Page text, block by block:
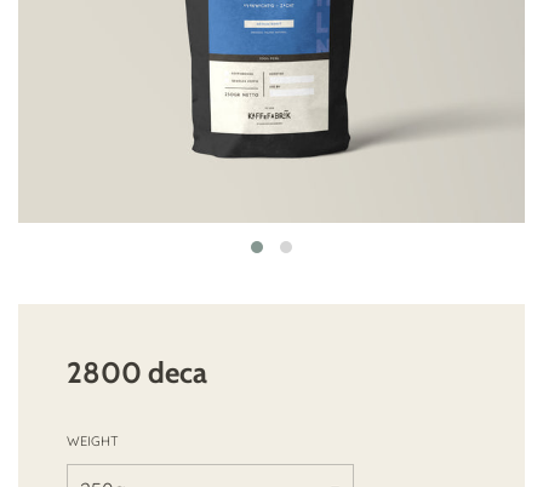
2800 deca
WEIGHT